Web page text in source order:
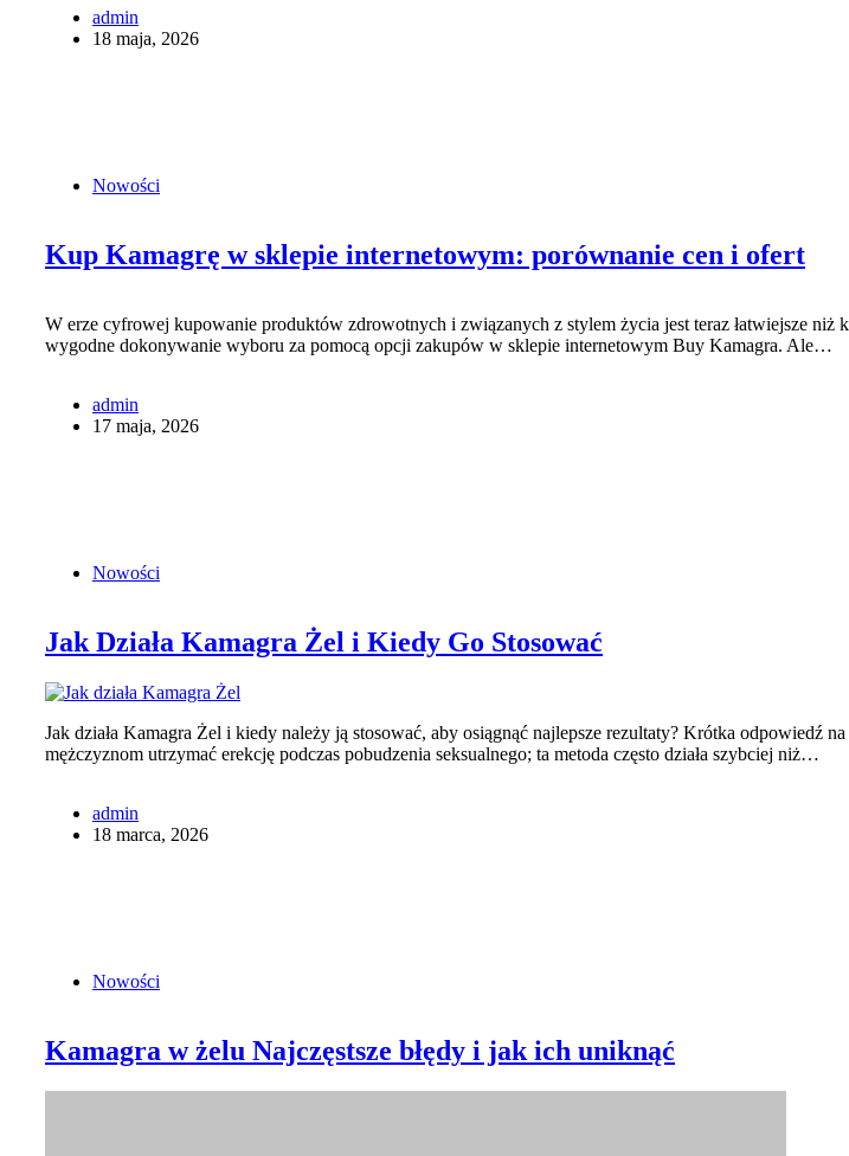
admin
18 maja, 2026
Nowości
Kup Kamagrę w sklepie internetowym: porównanie cen i ofert
W erze cyfrowej kupowanie produktów zdrowotnych i związanych z stylem życia jest teraz łatwiejsze
wygodne dokonywanie wyboru za pomocą opcji zakupów w sklepie internetowym Buy Kamagra. Ale…
admin
17 maja, 2026
Nowości
Jak Działa Kamagra Żel i Kiedy Go Stosować
Jak działa Kamagra Żel i kiedy należy ją stosować, aby osiągnąć najlepsze rezultaty? Krótka odpowiedź
mężczyznom utrzymać erekcję podczas pobudzenia seksualnego; ta metoda często działa szybciej niż…
admin
18 marca, 2026
Nowości
Kamagra w żelu Najczęstsze błędy i jak ich uniknąć